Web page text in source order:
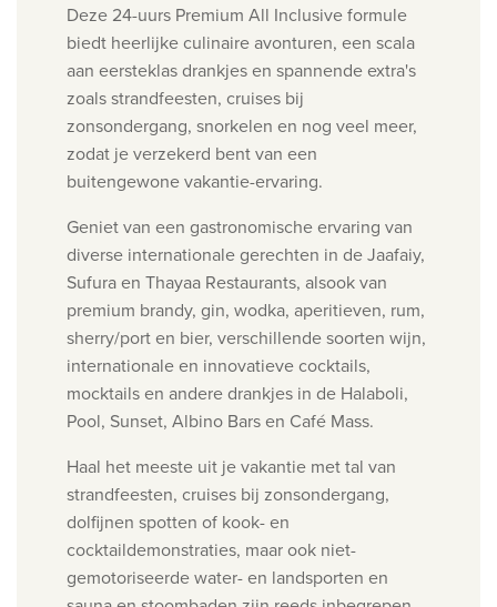
Deze 24-uurs Premium All Inclusive formule
biedt heerlijke culinaire avonturen, een scala
aan eersteklas drankjes en spannende extra's
zoals strandfeesten, cruises bij
zonsondergang, snorkelen en nog veel meer,
zodat je verzekerd bent van een
buitengewone vakantie-ervaring.
Geniet van een gastronomische ervaring van
diverse internationale gerechten in de Jaafaiy,
Sufura en Thayaa Restaurants, alsook van
premium brandy, gin, wodka, aperitieven, rum,
sherry/port en bier, verschillende soorten wijn,
internationale en innovatieve cocktails,
mocktails en andere drankjes in de Halaboli,
Pool, Sunset, Albino Bars en Café Mass.
Haal het meeste uit je vakantie met tal van
strandfeesten, cruises bij zonsondergang,
dolfijnen spotten of kook- en
cocktaildemonstraties, maar ook niet-
gemotoriseerde water- en landsporten en